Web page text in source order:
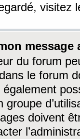
visitez
message
du forum
le forum
groupe
doivent